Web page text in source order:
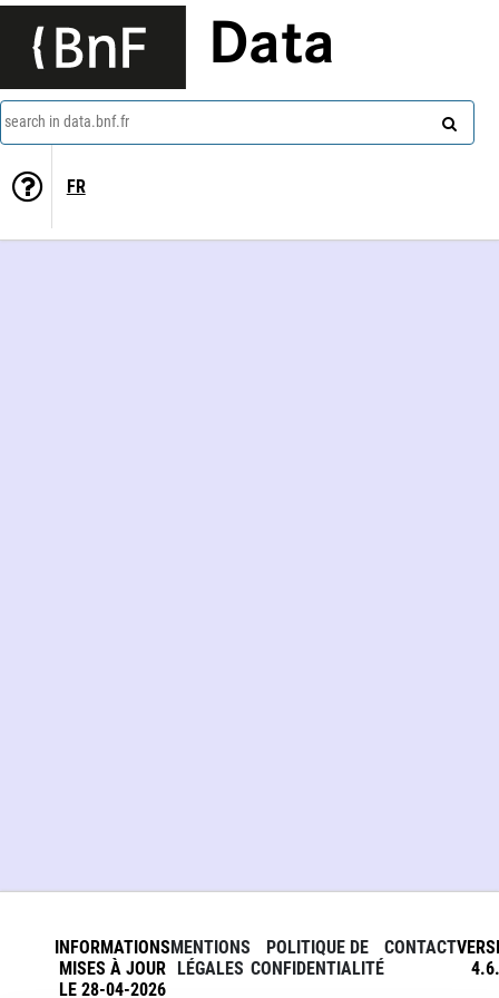
Data
search in data.bnf.fr
FR
INFORMATIONS
MISES À JOUR
LE 28-04-2026
MENTIONS
LÉGALES
POLITIQUE DE
CONFIDENTIALITÉ
CONTACT